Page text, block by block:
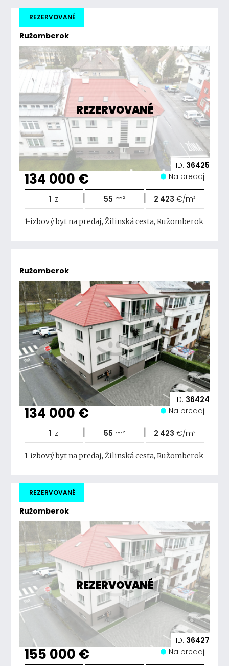
Ružomberok
REZERVOVANÉ
REZERVOVANÉ
ID: 36425
134 000 € Na predaj
1 iz. | 55 m² | 2 423 €/m²
1-izbový byt na predaj, Žilinská cesta, Ružomberok
Ružomberok
ID: 36424
134 000 € Na predaj
1 iz. | 55 m² | 2 423 €/m²
1-izbový byt na predaj, Žilinská cesta, Ružomberok
Ružomberok
REZERVOVANÉ
REZERVOVANÉ
ID: 36427
155 000 € Na predaj